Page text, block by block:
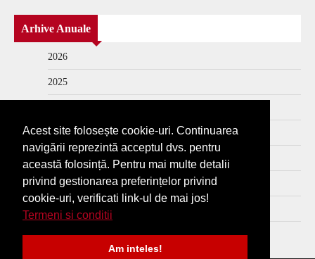
Acest site folosește cookie-uri. Continuarea
navigării reprezintă acceptul dvs. pentru
această folosință. Pentru mai multe detalii
privind gestionarea preferințelor privind
cookie-uri, verificati link-ul de mai jos!
Termeni si conditii
Am inteles!
Arhive Anuale
2026
2025
2023
2022
2021
2020
2019